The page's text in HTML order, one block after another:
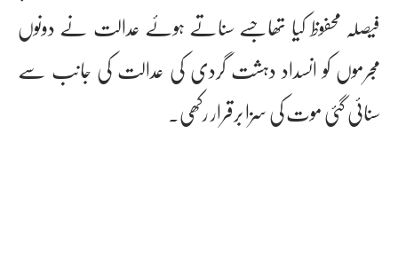
فیصلہ محفوظ کیا تھاجسے سناتے ہوئے عدالت نے دونوں
مجرموں کو انسداد دہشت گردی کی عدالت کی جانب سے
سنائی گئی موت کی سزا برقرار رکھی۔